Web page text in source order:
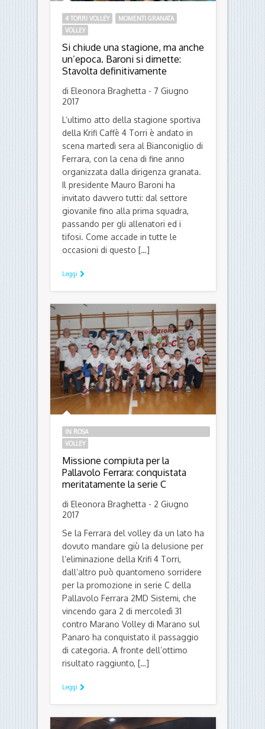
4 TORRI VOLLEY
MOMENTI GRANATA
VOLLEY
Si chiude una stagione, ma anche
un’epoca. Baroni si dimette:
Stavolta definitivamente
di Eleonora Braghetta - 7 Giugno
2017
L’ultimo atto della stagione sportiva
della Krifi Caffè 4 Torri è andato in
scena martedì sera al Bianconiglio di
Ferrara, con la cena di fine anno
organizzata dalla dirigenza granata.
Il presidente Mauro Baroni ha
invitato davvero tutti: dal settore
giovanile fino alla prima squadra,
passando per gli allenatori ed i
tifosi. Come accade in tutte le
occasioni di questo […]
Leggi
IN ROSA
VOLLEY
Missione compiuta per la
Pallavolo Ferrara: conquistata
meritatamente la serie C
di Eleonora Braghetta - 2 Giugno
2017
Se la Ferrara del volley da un lato ha
dovuto mandare giù la delusione per
l’eliminazione della Krifi 4 Torri,
dall’altro può quantomeno sorridere
per la promozione in serie C della
Pallavolo Ferrara 2MD Sistemi, che
vincendo gara 2 di mercoledì 31
contro Marano Volley di Marano sul
Panaro ha conquistato il passaggio
di categoria. A fronte dell’ottimo
risultato raggiunto, […]
Leggi